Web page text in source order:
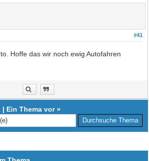
#41
Hoffe das wir noch ewig Autofahren
| Ein Thema vor»